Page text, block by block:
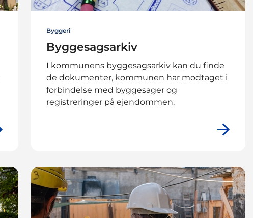
Byggeri
Byggesagsarkiv
I kommunens byggesagsarkiv kan du finde
de dokumenter, kommunen har modtaget i
forbindelse med byggesager og
registreringer på ejendommen.